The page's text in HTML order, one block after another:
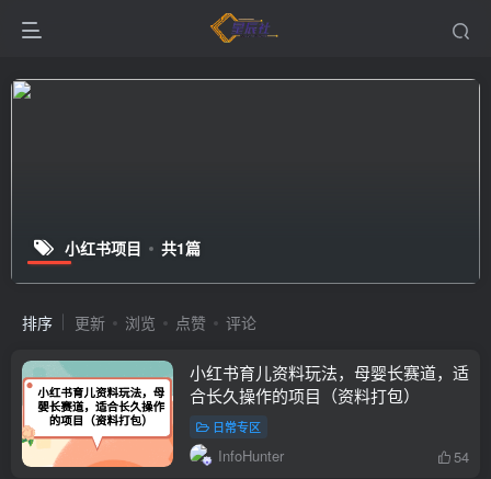
小红书项目 共1篇
排序 更新 浏览 点赞 评论
小红书育儿资料玩法，母婴长赛道，适
合长久操作的项目（资料打包）
日常专区
InfoHunter 54